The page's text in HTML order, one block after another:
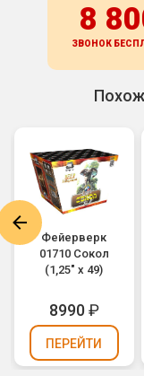
8
ЗВОНОК
Фейерверк
01710 Сокол
(1,25" х 49)
8990₽
ПЕРЕЙТИ